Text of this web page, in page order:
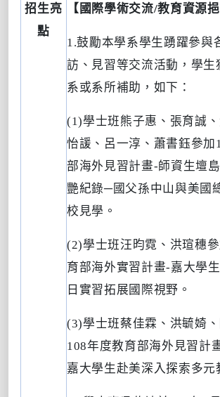
招生亮
點
【 國際學術交流/教育資源
1.鼓勵本學系學生踴躍參與
訪、見習等交流活動，學生
系或系所補助，如下：
(1)學士班熊子惠、張育誠
怡諼、呂一淳、蕭書鈺參加
部海外見習計畫-師資生壇
艷紀錄─國父孫中山與美國
校見學。
(2)學士班汪昀霓、洪瑄穗
育部海外實習計畫-嘉大學
日實習拓展國際視野。
(3)學士班蔡佳霖、洪毓婍
108年度教育部海外見習計
嘉大學生赴美深入探索多元